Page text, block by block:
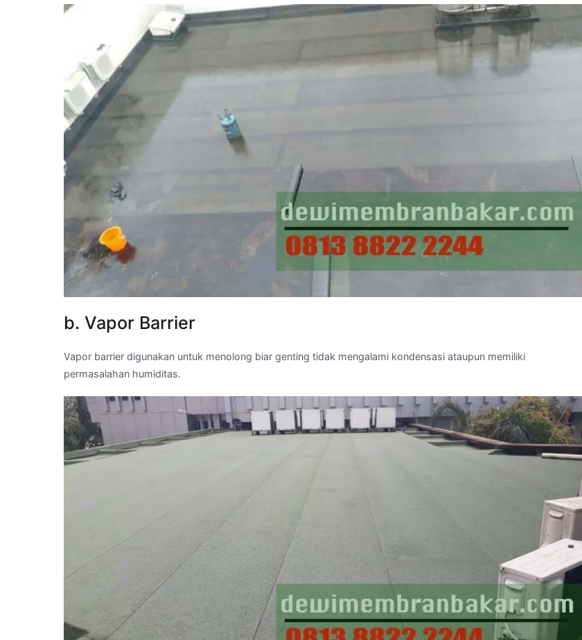
b. Vapor Barrier
Vapor barrier digunakan untuk menolong biar genting tidak mengalami kondensasi ataupun memiliki
permasalahan humiditas.